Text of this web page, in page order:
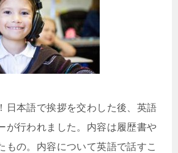
日本語で挨拶を交わした後、英語
が行われました。内容は履歴書や
もの。内容について英語で話すこ